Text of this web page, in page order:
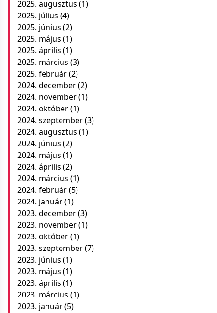
2025. augusztus (1)
2025. július (4)
2025. június (2)
2025. május (1)
2025. április (1)
2025. március (3)
2025. február(2)
2024. december(2)
2024. november(1)
2024. október(1)
2024. szeptember(3)
2024. augusztus (1)
2024. június (2)
2024. május (1)
2024. április (2)
2024. március (1)
2024. február(5)
2024. január(1)
2023. december(3)
2023. november(1)
2023. október(1)
2023. szeptember(7)
2023. június (1)
2023. május (1)
2023. április (1)
2023. március (1)
2023. január(5)